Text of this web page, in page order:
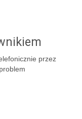
przez